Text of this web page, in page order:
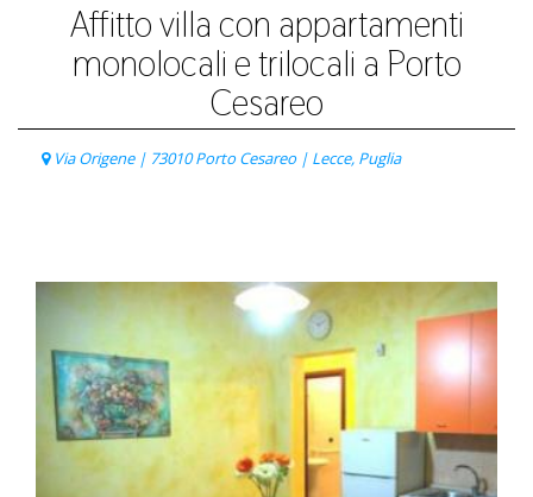
Affitto villa con appartamenti
monolocali e trilocali a Porto
Cesareo
Via Origene | 73010 Porto Cesareo | Lecce, Puglia